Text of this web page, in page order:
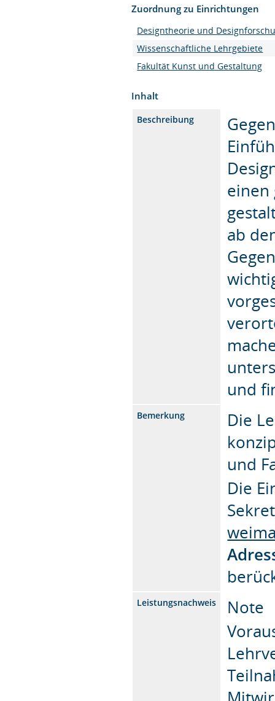
Zuordnung zu Einrichtungen
Designtheorie und
Wissenschaftliche Lehrgebiete
Fakultät Kunst und Gestaltung
Inhalt
Beschreibung
einen
ab
und
Bemerkung
Die
und
Die
Leistungsnachweis
Note